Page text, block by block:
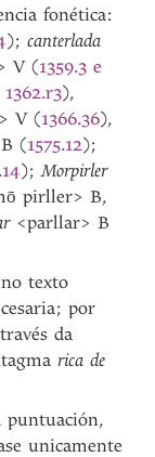
fonética:
);canterlada
V (1359.3 e
1362.r3),
V (1366.36),
(1575.12);
);Morpirler
pirller> B,
<parllar> B
texto
por
da
rica de
unicamente